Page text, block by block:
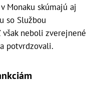
Monaku skúmajú aj
so Službou
neboli zverejnené
potvrdzovali.